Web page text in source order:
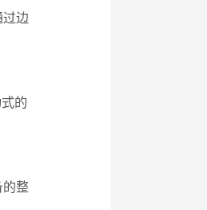
边
的
的整